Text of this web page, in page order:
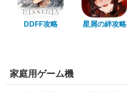
DDFF攻略 星屑の絆攻略
家庭用ゲーム機